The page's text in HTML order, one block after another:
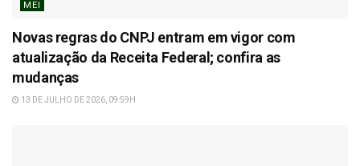
MEI
Novas regras do CNPJ entram em vigor com
atualização da Receita Federal; confira as
mudanças
13 DE JULHO DE 2026, 09:59H